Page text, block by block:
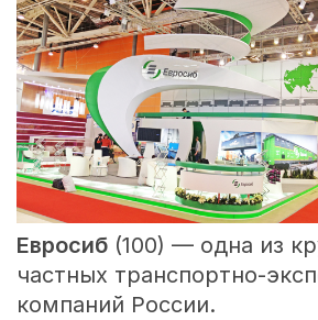
Евросиб(100) — одна из
частных транспортно-
компаний России.